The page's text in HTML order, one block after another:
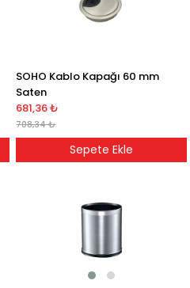
SOHO Kablo Kapağı 60 mm
Saten
681,36 ₺
708,34 ₺
Sepete Ekle